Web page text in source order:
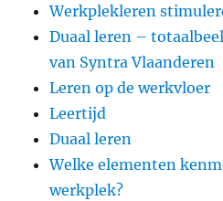
Werkplekleren
Duaal leren –
van Syntra Vlaanderen
Leren op de werkvloer
Leertijd
Duaal leren
Welke elementen
werkplek?